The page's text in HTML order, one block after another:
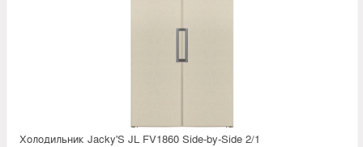
Холодильник Jacky'S JL FV1860 Side-by-Side 2/1